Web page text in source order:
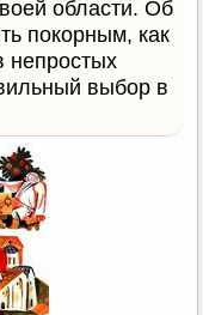
области. Об
покорным, как
непростых
выбор в